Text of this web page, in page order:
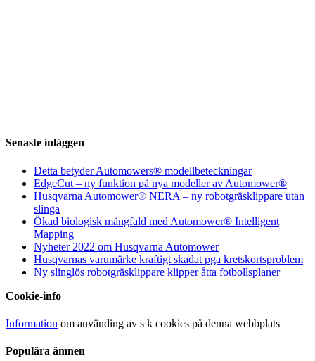
Senaste inläggen
Detta betyder Automowers® modellbeteckningar
EdgeCut – ny funktion på nya modeller av Automower®
Husqvarna Automower® NERA – ny robotgräsklippare utan
slinga
Ökad biologisk mångfald med Automower® Intelligent
Mapping
Nyheter 2022 om Husqvarna Automower
Husqvarnas varumärke kraftigt skadat pga kretskortsproblem
Ny slinglös robotgräsklippare klipper åtta fotbollsplaner
Cookie-info
Information om använding av s k cookies på denna webbplats
Populära ämnen